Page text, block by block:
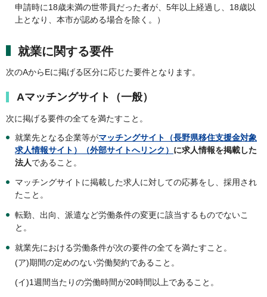
申請時に18歳未満の世帯員だった者が、5年以上経過し、18歳以
上となり、本市が認める場合を除く。）
就業に関する要件
次のAからEに掲げる区分に応じた要件となります。
Aマッチングサイト（一般）
次に掲げる要件の全てを満たすこと。
就業先となる企業等がマッチングサイト（長野県移住支援金対象
求人情報サイト）（外部サイトへリンク） に求人情報を掲載した
法人であること。
マッチングサイトに掲載した求人に対しての応募をし、採用され
たこと。
転勤、出向、派遣など労働条件の変更に該当するものでないこ
と。
就業先における労働条件が次の要件の全てを満たすこと。
(ア)期間の定めのない労働契約であること。
(イ)1週間当たりの労働時間が20時間以上であること。